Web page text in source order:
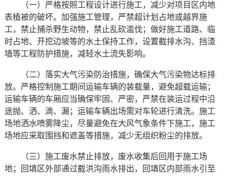
（一）严格按照工程设计进行施工，减少对项目区内地
表植被的破坏。加强施工管理，严禁超计划占地或越界施
工，禁止捕杀野生动物，禁止乱砍滥伐；做好施工道路、临
时占地、开挖边坡等的水土保持工作，设置截排水沟、挡渣
墙等工程防护措施，减轻水土流失影响。
（二）落实大气污染防治措施，确保大气污染物达标排
放。严格控制施工期间运输车辆的装载量，避免超载运输；
运输车辆的车厢应当确保牢固、严密，严禁在装运过程中沿
途抛、洒、滴、漏；运输车辆出场需对车轮进行清洗。施工
场地洒水喷雾降尘，尽量避免在大风气象条件下施工，施工
场地应采取围挡和遮盖等措施，减少无组织粉尘的排放。
（三）施工废水禁止排放，废水收集后回用于施工场
地；回填区外部通过截洪沟雨水排出，回填区内部雨水引至